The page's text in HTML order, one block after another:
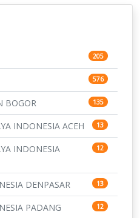
205
576
BOGOR 135
INDONESIA ACEH 13
INDONESIA
12
DENPASAR 13
PADANG
12